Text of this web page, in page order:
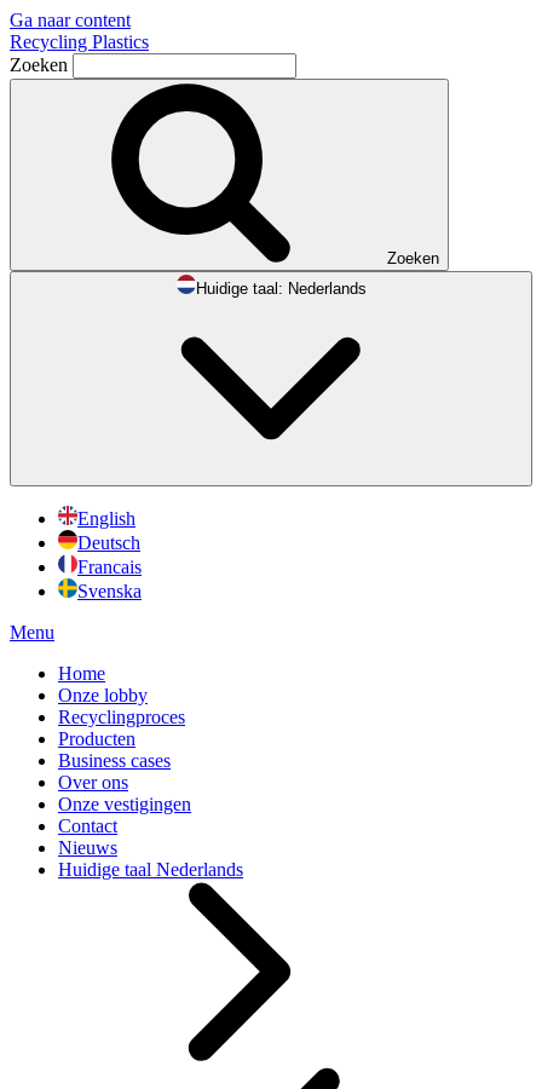
Ga naar content
Recycling Plastics
Zoeken
Zoeken
Huidige taal:
English
Deutsch
Francais
Svenska
Menu
Home
Onze lobby
Recyclingproces
Producten
Business cases
Over ons
Onze vestigingen
Contact
Nieuws
Huidige taal Nederlands